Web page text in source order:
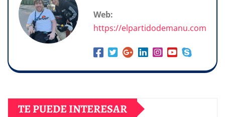
Web:
https://elpartidodemanu.com
TE PUEDE INTERESAR